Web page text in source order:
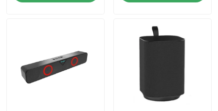
À propos de nous